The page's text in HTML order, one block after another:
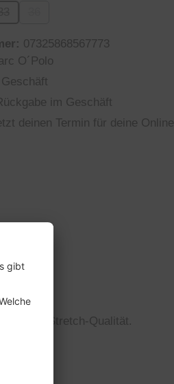
07325868567773
O´Polo
im Geschäft
deinen Termin für deine
Twill-Stretch-Qualität.